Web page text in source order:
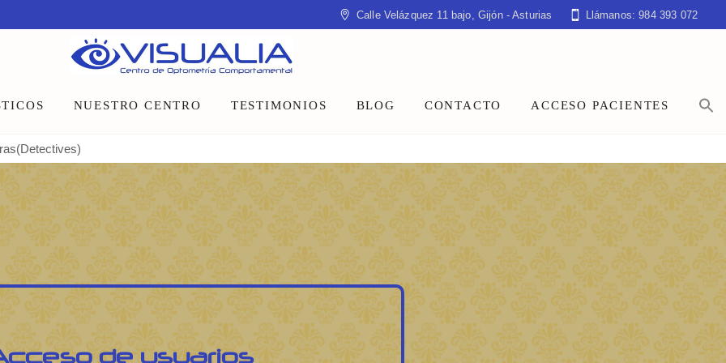
Calle Velázquez 11 bajo, Gijón - Asturias Llámanos: 984 393 072
NUESTRO CENTRO
Equipo
Instalaciones
Talleres y charlas
TESTIMONIOS BLOG CONTACTO ACCESO PACIENTES
de usuarios